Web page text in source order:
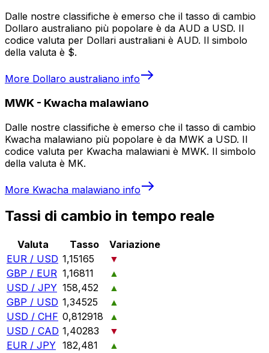
Dalle nostre classifiche è emerso che il tasso di cambio
Dollaro australiano più popolare è da AUD a USD. Il
codice valuta per Dollari australiani è AUD. Il simbolo
della valuta è $.
More Dollaro australiano info
MWK - Kwacha malawiano
Dalle nostre classifiche è emerso che il tasso di cambio
Kwacha malawiano più popolare è da MWK a USD. Il
codice valuta per Kwacha malawiani è MWK. Il simbolo
della valuta è MK.
More Kwacha malawiano info
Tassi di cambio in tempo reale
Valuta Tasso
Variazione
EUR / USD 1,15165
▼
GBP / EUR 1,16811
▲
USD / JPY 158,452
▲
GBP / USD 1,34525
▲
USD / CHF 0,812918
▲
USD / CAD 1,40283
▼
EUR / JPY 182,481
▲